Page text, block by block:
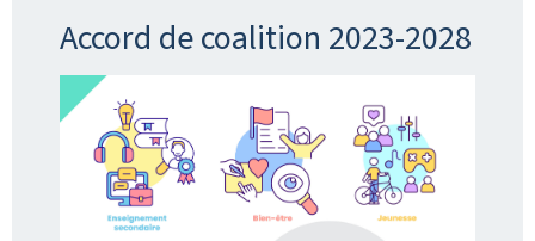
Accord de coalition 2023-2028